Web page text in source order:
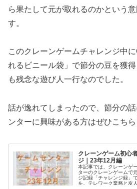
ら果たして元が取れるのかという
す。
このクレーンゲームチャレンジ中
れるビニール袋」で節分の豆を獲
も残念な遊び人一行なのでした。
話が逸れてしまったので、節分の
ンターに興味がある方はぜひこちら
クレーンゲーム初心
ジ｜23年12月編
本記事では、クレーンゲ
ターのクレーンゲームで
ジ記録「チャレンジ録」
を。テレワーク業務と友